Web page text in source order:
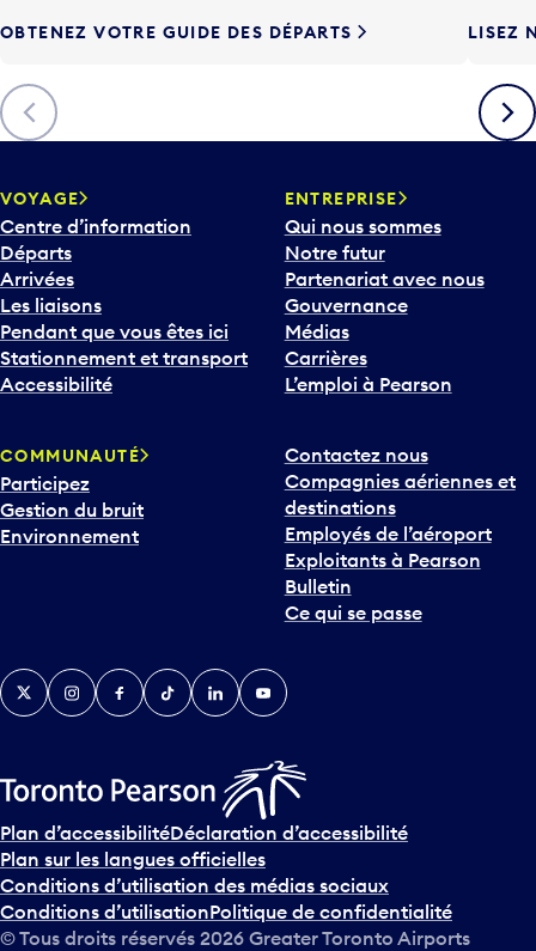
F
è
c
h
v
e
r
s
l
e
b
a
o
u
r
i
v
e
n
s
u
r
l
e
c
Précédent
OBTENEZ VOTRE GUIDE DES DÉPARTS LISEZ
VOYAGE
Centre d’information
Départs
Arrivées
Les liaisons
Pendant que vous êtes ici
Stationnement et transport
Accessibilité
ENTREPRISE
Qui nous sommes
Notre futur
Partenariat avec nous
Gouvernance
Médias
Carrières
L’emploi à Pearson
COMMUNAUTÉ
Participez
Gestion du bruit
Environnement
Contactez nous
Compagnies aériennes et
destinations
Employés de l’aéroport
Exploitants à Pearson
Bulletin
Ce qui se passe
TwitterInstagramFacebook
TikTokLinkedInYouTube
Plan d’accessibilitéDéclaration d’accessibilité
Plan sur les langues officielles
Conditions d’utilisation des médias sociaux
Conditions d’utilisationPolitique de confidentialité
© Tous droits réservés 2026 Greater Toronto Airports